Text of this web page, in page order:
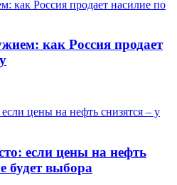
как Россия продает
если цены на нефть
будет выбора